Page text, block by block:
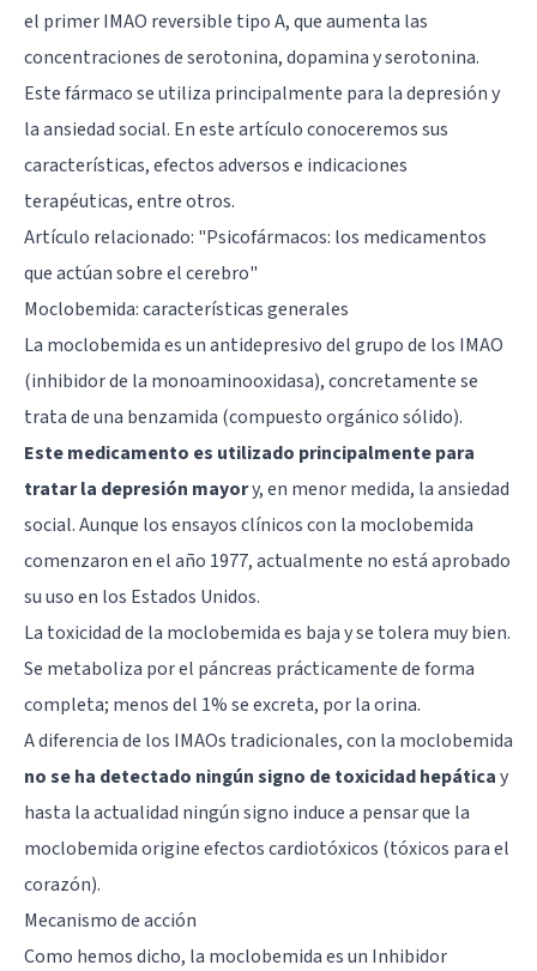
el primer IMAO reversible tipo A, que aumenta las
concentraciones de serotonina, dopamina y serotonina.
Este fármaco se utiliza principalmente para la depresión y
la ansiedad social. En este artículo conoceremos sus
características, efectos adversos e indicaciones
terapéuticas, entre otros.
Artículo relacionado: "Psicofármacos: los medicamentos
que actúan sobre el cerebro"
Moclobemida: características generales
La moclobemida es un antidepresivo del grupo de los IMAO
(inhibidor de la monoaminooxidasa), concretamente se
trata de una benzamida (compuesto orgánico sólido).
Este medicamento es utilizado principalmente para
tratar la depresión mayory, en menor medida, la ansiedad
social. Aunque los ensayos clínicos con la moclobemida
comenzaron en el año 1977, actualmente no está aprobado
su uso en los Estados Unidos.
La toxicidad de la moclobemida es baja y se tolera muy bien.
Se metaboliza por el páncreas prácticamente de forma
completa; menos del 1% se excreta, por la orina.
A diferencia de los IMAOs tradicionales, con la moclobemida
no se ha detectado ningún signo de toxicidad hepáticay
hasta la actualidad ningún signo induce a pensar que la
moclobemida origine efectos cardiotóxicos (tóxicos para el
corazón).
Mecanismo de acción
Como hemos dicho, la moclobemida es un Inhibidor